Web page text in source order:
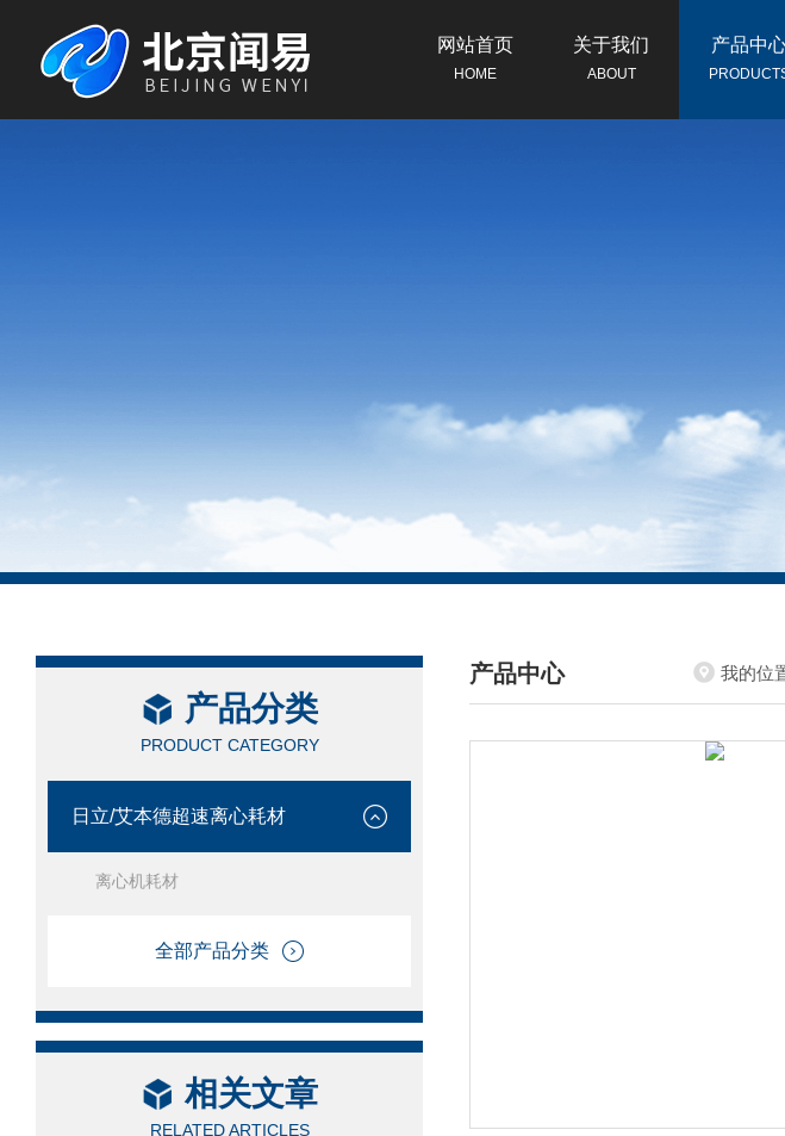
网站首页
HOME
关于我们
ABOUT
产品中
产品分类
PRODUCT CATEGORY
日立/艾本德超速离心耗材
离心机耗材
全部产品分类
相关文章
RELATED ARTICLES
产品中心
/ PRODUCTS CENTER
我的位